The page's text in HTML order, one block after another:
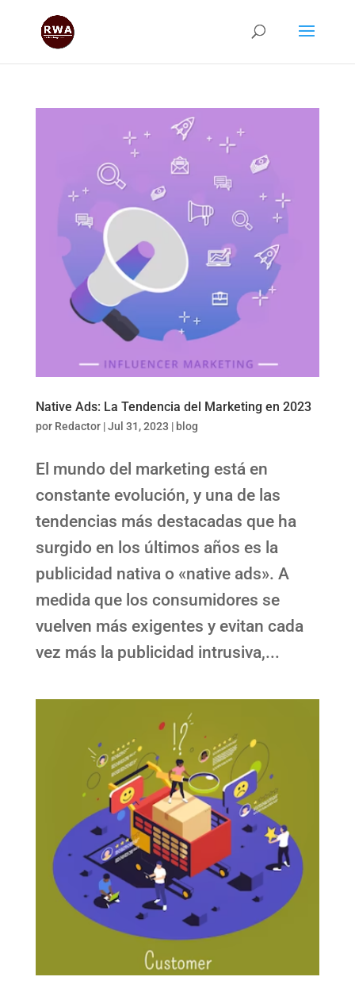
Native Ads: La Tendencia del Marketing en 2023
por Redactor|Jul 31, 2023 | blog
El mundo del marketing está en
constante evolución, y una de las
tendencias más destacadas que ha
surgido en los últimos años es la
publicidad nativa o «native ads». A
medida que los consumidores se
vuelven más exigentes y evitan cada
vez más la publicidad intrusiva,...